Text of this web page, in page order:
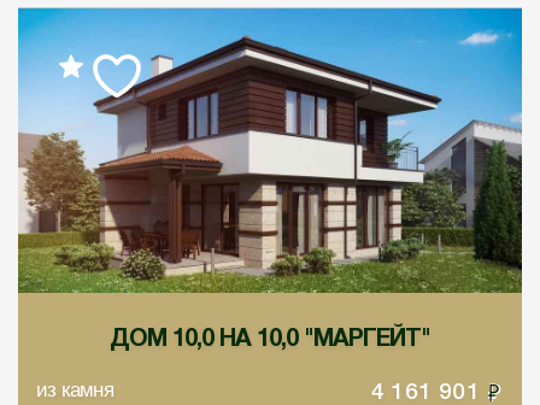
ДОМ 10,0 НА 10,0 "МАРГЕЙТ"
из камня 4 161 901